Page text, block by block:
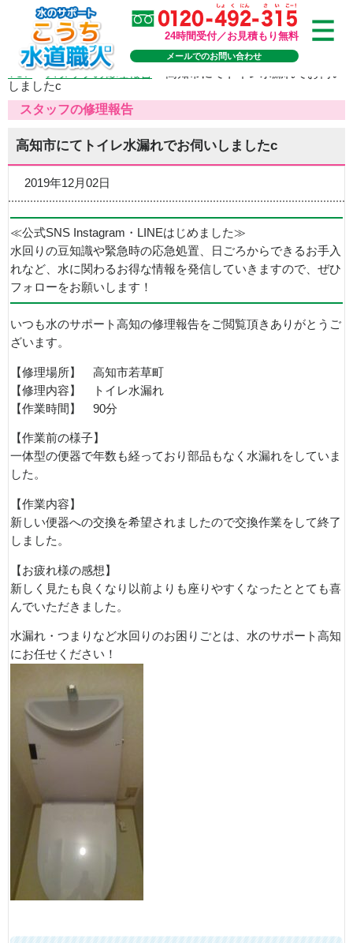
24時間受付／お見積もり無料
メールでのお問い合わせ
TOP>スタッフの修理報告
しましたc
スタッフの修理報告
高知市にてトイレ水漏れでお伺いしましたc
2019年12月02日
≪公式SNS Instagram・LINEはじめました≫
水回りの豆知識や緊急時の応急処置、日ごろからできるお手入
れなど、水に関わるお得な情報を発信していきますので、ぜひ
フォローをお願いします！
いつも水のサポート高知の修理報告をご閲覧頂きありがとうご
ざいます。
【修理場所】 高知市若草町
【修理内容】 トイレ水漏れ
【作業時間】 90分
【作業前の様子】
一体型の便器で年数も経っており部品もなく水漏れをしていま
した。
【作業内容】
新しい便器への交換を希望されましたので交換作業をして終了
しました。
【お疲れ様の感想】
新しく見たも良くなり以前よりも座りやすくなったととても喜
んでいただきました。
水漏れ・つまりなど水回りのお困りごとは、水のサポート高知
にお任せください！